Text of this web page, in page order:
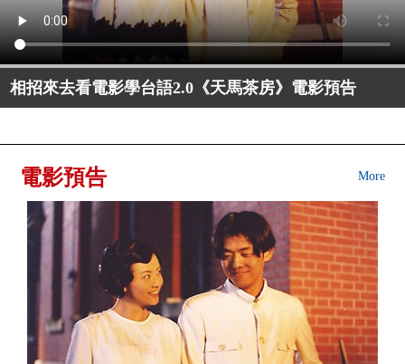
相招來去看電影學台語2.0《天馬茶房》電影預告
相招來去看電影學台語2.0《日常對話》電影預告
相招來去看電影學台語2.0《孤味》電影預告
相招來去看電影學台語2.0《大佛普拉斯》電影預告
相招來去看電影學台語2.0《神人之家》電影預告
相招來去看電影學台語2.0《蚵豐村》電影預告
相招來去看電影學台語2.0《六個嫌疑犯》電影預告
相招來去看電影學台語2.0《地獄新娘》電影預告
鳥兒樂園（60秒鳥類生態短片）
春展花顏（60秒春季花卉短片）
電影預告 More